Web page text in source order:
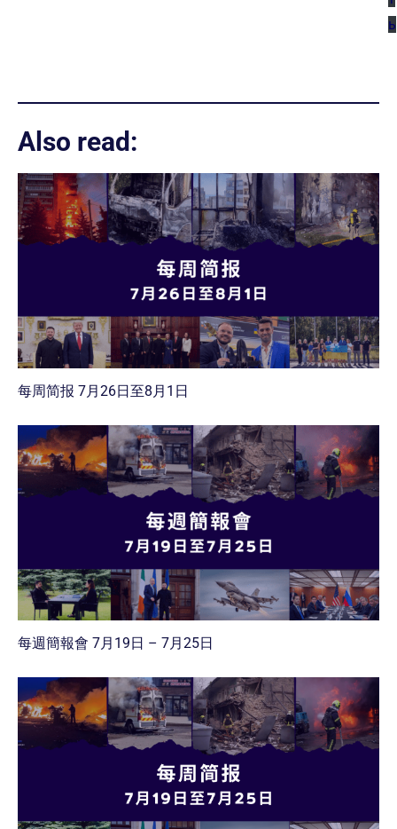
ь
Also read:
每周简报 7月26日至8月1日
每週簡報會 7月19日 – 7月25日